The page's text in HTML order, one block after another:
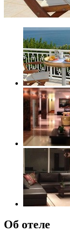
Об отеле